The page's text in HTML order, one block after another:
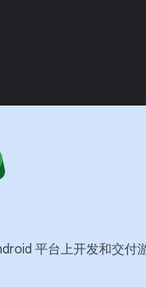
平台上开发和交付